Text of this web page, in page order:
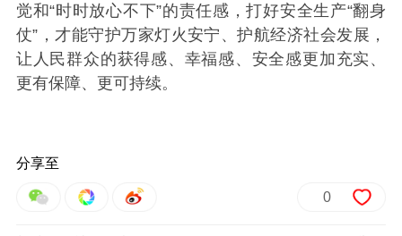
觉和“时时放心不下”的责任感，打好安全生产“翻身
仗”，才能守护万家灯火安宁、护航经济社会发展，
让人民群众的获得感、幸福感、安全感更加充实、
更有保障、更可持续。
分享至
0